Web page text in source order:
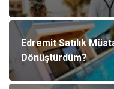
Edremit Satılık
Dönüştürdüm?